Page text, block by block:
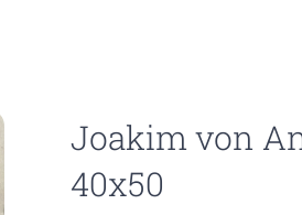
Joakim von
40x50